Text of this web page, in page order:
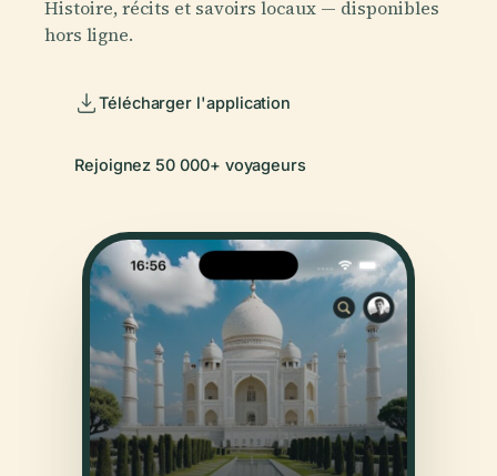
Histoire, récits et savoirs locaux — disponibles
hors ligne.
Télécharger l'application
Rejoignez 50 000+ voyageurs